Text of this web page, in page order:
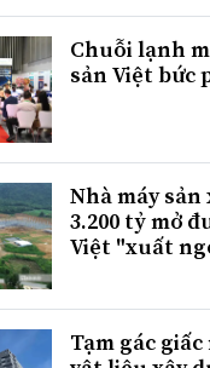
Chuỗi lạnh
sản Việt bức
Nhà máy
3.200 tỷ mở
Việt "xuất
Tạm gác